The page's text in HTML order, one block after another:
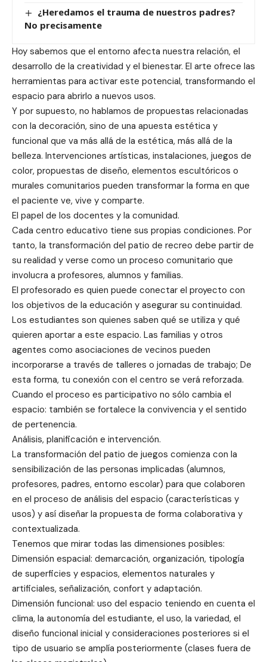
¿Heredamos el trauma de nuestros padres?
No precisamente
Hoy sabemos que el entorno afecta nuestra relación, el
desarrollo de la creatividad y el bienestar. El arte ofrece las
herramientas para activar este potencial, transformando el
espacio para abrirlo a nuevos usos.
Y por supuesto, no hablamos de propuestas relacionadas
con la decoración, sino de una apuesta estética y
funcional que va más allá de la estética, más allá de la
belleza. Intervenciones artísticas, instalaciones, juegos de
color, propuestas de diseño, elementos escultóricos o
murales comunitarios pueden transformar la forma en que
el paciente ve, vive y comparte.
El papel de los docentes y la comunidad.
Cada centro educativo tiene sus propias condiciones. Por
tanto, la transformación del patio de recreo debe partir de
su realidad y verse como un proceso comunitario que
involucra a profesores, alumnos y familias.
El profesorado es quien puede conectar el proyecto con
los objetivos de la educación y asegurar su continuidad.
Los estudiantes son quienes saben qué se utiliza y qué
quieren aportar a este espacio. Las familias y otros
agentes como asociaciones de vecinos pueden
incorporarse a través de talleres o jornadas de trabajo; De
esta forma, tu conexión con el centro se verá reforzada.
Cuando el proceso es participativo no sólo cambia el
espacio: también se fortalece la convivencia y el sentido
de pertenencia.
Análisis, planificación e intervención.
La transformación del patio de juegos comienza con la
sensibilización de las personas implicadas (alumnos,
profesores, padres, entorno escolar) para que colaboren
en el proceso de análisis del espacio (características y
usos) y así diseñar la propuesta de forma colaborativa y
contextualizada.
Tenemos que mirar todas las dimensiones posibles:
Dimensión espacial: demarcación, organización, tipología
de superficies y espacios, elementos naturales y
artificiales, señalización, confort y adaptación.
Dimensión funcional: uso del espacio teniendo en cuenta el
clima, la autonomía del estudiante, el uso, la variedad, el
diseño funcional inicial y consideraciones posteriores si el
tipo de usuario se amplía posteriormente (clases fuera de